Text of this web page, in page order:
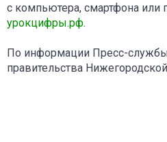
с компьютера, смартфона или
урокцифры.рф.
По информации Пресс-службы
правительства